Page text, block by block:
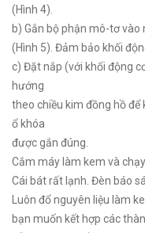
(Hình 4).
b) Gắn bộ phận mô-tơ
(Hình 5). Đảm bảo khối
c) Đặt nắp (với khối động
hướng
theo chiều kim đồng hồ để
ổ khóa
được gắn đúng.
Cắm máy làm kem và
Cái bát rất lạnh. Đèn báo
Luôn đổ nguyên liệu làm
bạn muốn kết hợp các